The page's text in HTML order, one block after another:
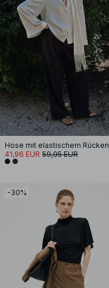
Hose mit elastischem Rücken
41,96 EUR 59,95 EUR
-30%